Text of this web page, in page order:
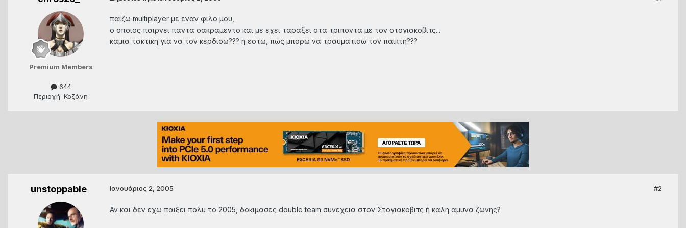
Premium Members
644
Περιοχή: Κοζάνη
παιζω multiplayer με εναν φιλο μου,
ο οποιος παιρνει παντα σακραμεντο και με εχει ταραξει στα τριποντα με τον στογιακοβιτς...
καμια τακτικη για να τον κερδισω??? η εστω, πως μπορω να τραυματισω τον παικτη???
unstoppable #2
Ιανουάριος 2, 2005
Αν και δεν εχω παιξει πολυ το 2005, δοκιμασες double team συνεχεια στον Στογιακοβιτς ή καλη αμυνα ζωνης?